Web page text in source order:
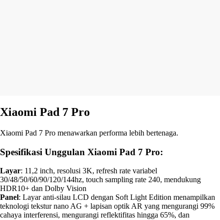
Xiaomi Pad 7 Pro
Xiaomi Pad 7 Pro menawarkan performa lebih bertenaga.
Spesifikasi Unggulan Xiaomi Pad 7 Pro:
Layar: 11,2 inch, resolusi 3K, refresh rate variabel
30/48/50/60/90/120/144hz, touch sampling rate 240, mendukung
HDR10+ dan Dolby Vision
Panel: Layar anti-silau LCD dengan Soft Light Edition menampilkan
teknologi tekstur nano AG + lapisan optik AR yang mengurangi 99%
cahaya interferensi, mengurangi reflektifitas hingga 65%, dan